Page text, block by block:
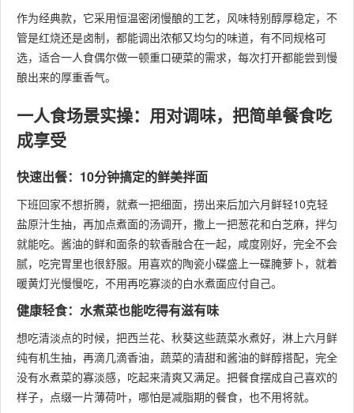
作为经典款，它采用恒温密闭慢酿的工艺，风味特别醇厚稳定，不
管是红烧还是卤制，都能调出浓郁又均匀的味道，有不同规格可
选，适合一人食偶尔做一顿重口硬菜的需求，每次打开都能尝到慢
酿出来的厚重香气。
一人食场景实操：用对调味，把简单餐食吃
成享受
快速出餐：10分钟搞定的鲜美拌面
下班回家不想折腾，就煮一把细面，捞出来后加六月鲜轻10克轻
盐原汁生抽，再加点煮面的汤调开，撒上一把葱花和白芝麻，拌匀
就能吃。酱油的鲜和面条的软香融合在一起，咸度刚好，完全不会
腻，吃完胃里也很舒服。用喜欢的陶瓷小碟盛上一碟腌萝卜，就着
暖黄灯光慢慢吃，不用再吃寡淡的白水煮面应付自己。
健康轻食：水煮菜也能吃得有滋有味
想吃清淡点的时候，把西兰花、秋葵这些蔬菜水煮好，淋上六月鲜
纯有机生抽，再滴几滴香油，蔬菜的清甜和酱油的鲜醇搭配，完全
没有水煮菜的寡淡感，吃起来清爽又满足。把餐食摆成自己喜欢的
样子，点缀一片薄荷叶，哪怕是减脂期的餐食，也不用将就。